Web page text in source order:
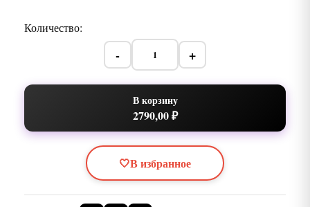
Количество:
- +
В корзину
2790,00 ₽
🤍В избранное